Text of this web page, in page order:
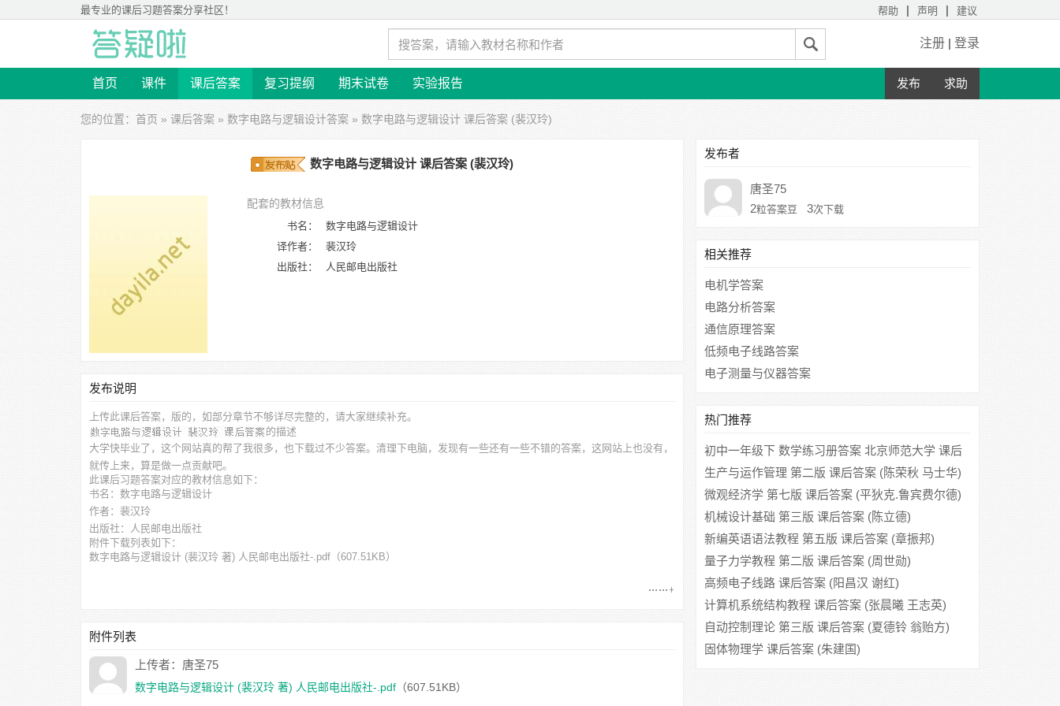
最专业的课后习题答案分享社区！ 帮助 | 声明 | 建议
注册 | 登录
首页 课件 课后答案 复习提纲 期末试卷 实验报告 发布 求助
您的位置： 首页 » 课后答案 » 数字电路与逻辑设计答案 » 数字电路与逻辑设计 课后答案 (裴汉玲)
数字电路与逻辑设计 课后答案 (裴汉玲)
配套的教材信息
书名：
数字电路与逻辑设计
译作者：
裴汉玲
出版社：
人民邮电出版社
发布说明
上传此课后答案， 版的，如部分章节不够详尽完整的，请大家继续补充。
的描述
大学快毕业了，这个网站真的帮了我很多，也下载过不少答案。清理下电脑，发现有一些还有一些不错的答案，这网站上也没有，
就传上来，算是做一点贡献吧。
此课后习题答案对应的教材信息如下：
书名：数字电路与逻辑设计
作者：裴汉玲
出版社：人民邮电出版社
附件下载列表如下：
数字电路与逻辑设计 (裴汉玲 著) 人民邮电出版社-.pdf （607.51KB）
附件列表
上传者：唐圣75
数字电路与逻辑设计 (裴汉玲 著) 人民邮电出版社-.pdf （607.51KB）
发布者
唐圣75
2粒答案豆 3次下载
相关推荐
电机学答案
电路分析答案
通信原理答案
低频电子线路答案
电子测量与仪器答案
热门推荐
初中一年级下 数学练习册答案 北京师范大学 课后
答案
生产与运作管理 第二版 课后答案 (陈荣秋 马士华)
微观经济学 第七版 课后答案 (平狄克.鲁宾费尔德)
机械设计基础 第三版 课后答案 (陈立德)
新编英语语法教程 第五版 课后答案 (章振邦)
量子力学教程 第二版 课后答案 (周世勋)
高频电子线路 课后答案 (阳昌汉 谢红)
计算机系统结构教程 课后答案 (张晨曦 王志英)
自动控制理论 第三版 课后答案 (夏德铃 翁贻方)
固体物理学 课后答案 (朱建国)